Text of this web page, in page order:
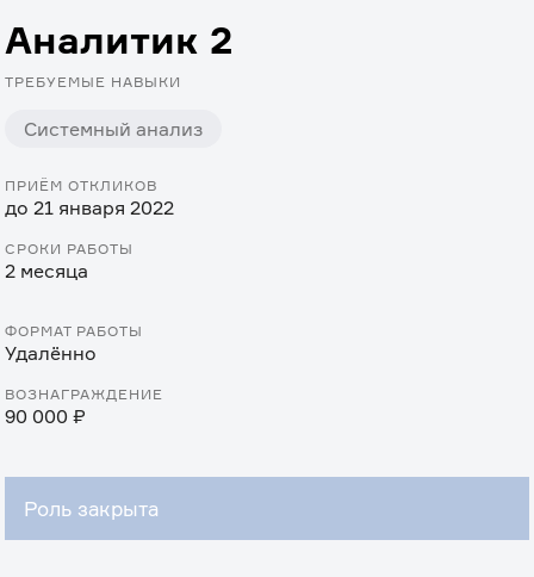
Аналитик 2
ТРЕБУЕМЫЕ НАВЫКИ
Системный анализ
ПРИЁМ ОТКЛИКОВ
до 21 января 2022
СРОКИ РАБОТЫ
2 месяца
ФОРМАТ РАБОТЫ
Удалённо
ВОЗНАГРАЖДЕНИЕ
90 000 ₽
Роль закрыта